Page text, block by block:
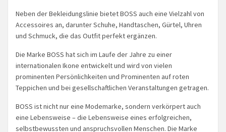
Neben der Bekleidungslinie bietet BOSS auch eine Vielzahl von
Accessoires an, darunter Schuhe, Handtaschen, Gürtel, Uhren
und Schmuck, die das Outfit perfekt ergänzen.
Die Marke BOSS hat sich im Laufe der Jahre zu einer
internationalen Ikone entwickelt und wird von vielen
prominenten Persönlichkeiten und Prominenten auf roten
Teppichen und bei gesellschaftlichen Veranstaltungen getragen.
BOSS ist nicht nur eine Modemarke, sondern verkörpert auch
eine Lebensweise – die Lebensweise eines erfolgreichen,
selbstbewussten und anspruchsvollen Menschen. Die Marke